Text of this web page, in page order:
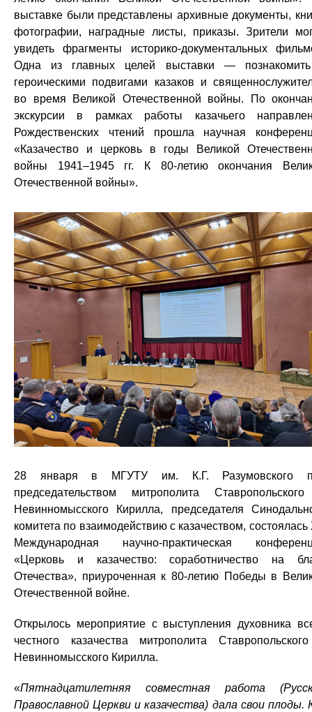
выставке были представлены архивные документы,
фотографии, наградные листы, приказы. Зрители
увидеть фрагменты историко-документальных
Одна из главных целей выставки —
героическими подвигами казаков и
во время Великой Отечественной войны. По
экскурсии в рамках работы казачьего
Рождественских чтений прошла научная
«Казачество и церковь в годы Великой
войны 1941–1945 гг. К 80-летию окончания
Отечественной войны».
28 января в МГУТУ им. К.Г. Разумовского
председательством митрополита
Невинномысского Кирилла, председателя
комитета по взаимодействию с казачеством, состоялась
Международная научно-практическая
«Церковь и казачество: соработничество на
Отечества», приуроченная к 80-летию Победы в
Отечественной войне.
Открылось мероприятие с выступления духовника
честного казачества митрополита
Невинномысского Кирилла.
«Пятнадцатилетняя совместная работа
Православной Церкви и казачества) дала свои плоды.